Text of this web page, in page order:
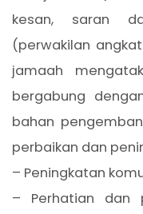
kesan, saran
(perwakilan
jamaah
bergabung
bahan
perbaikan dan
– Peningkatan
– Perhatian dan